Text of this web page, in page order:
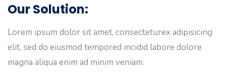
Our Solution:
Lorem ipsum dolor sit amet, consecteturex adipisicing
elit, sed do eiusmod tempored incidid labore dolore
magna aliqua enim ad minim veniam.